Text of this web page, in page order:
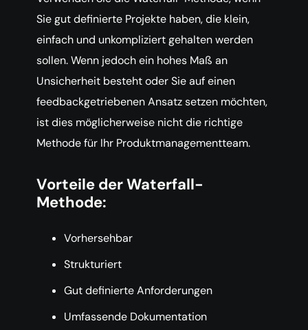
Sie gut definierte Projekte haben, die klein,
einfach und unkompliziert gehalten werden
sollen. Wenn jedoch ein hohes Maß an
Unsicherheit besteht oder Sie auf einen
feedbackgetriebenen Ansatz setzen möchten,
ist dies möglicherweise nicht die richtige
Methode für Ihr Produktmanagementteam.
Vorteile der Waterfall-
Methode:
Vorhersehbar
Strukturiert
Gut definierte Anforderungen
Umfassende Dokumentation